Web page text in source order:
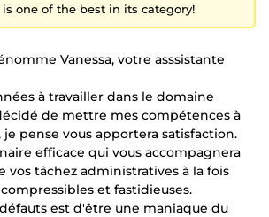
is one of the best in its category!
Vanessa, votre asssistante
à travailler dans le domaine
de mettre mes compétences à
pense vous apportera satisfaction.
efficace qui vous accompagnera
vos tâchez administratives à la fois
et fastidieuses.
est d'être une maniaque du